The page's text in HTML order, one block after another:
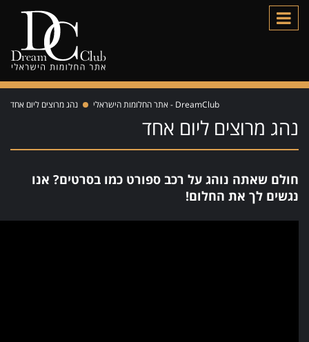
DreamClub - אתר החלומות הישראלי נהג מרוצים ליום אחד
נהג מרוצים ליום אחד
חולם שאתה נוהג על רכב ספורט כמו בסרטים? אנו
נגשים לך את החלום!